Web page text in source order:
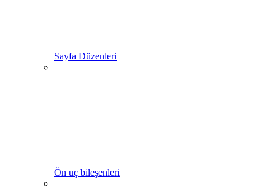
Sayfa Düzenleri
Ön uç bileşenleri